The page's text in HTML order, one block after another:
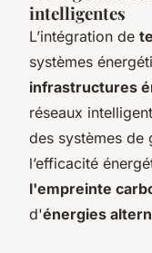
intelligentes
L’intégration de
systèmes
infrastructures
réseaux
des systèmes de
l’efficacité
l'empreinte
d'énergies